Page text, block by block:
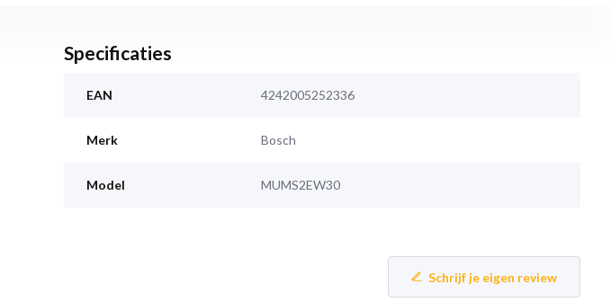
Specificaties
EAN 4242005252336
Merk Bosch
Model MUMS2EW30
Schrijf je eigen review